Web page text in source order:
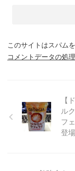
このサイトはスパム
コメントデータの処
【
ル
フ
登